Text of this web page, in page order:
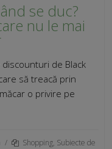
se duc?
nu le mai
de Black
să treacă prin
o privire pe
/ Shopping, Subiecte de